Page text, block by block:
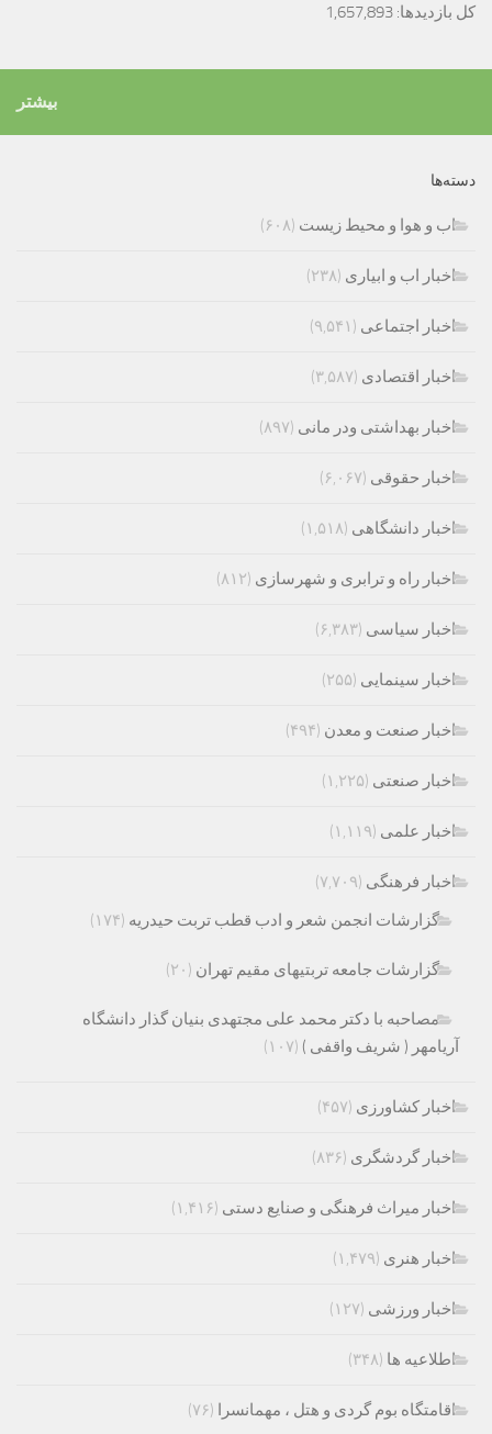
کل بازدیدها: 1,657,893
بیشتر
دسته‌ها
اب و هوا و محیط زیست (۶۰۸)
اخبار اب و ابیاری (۲۳۸)
اخبار اجتماعی (۹,۵۴۱)
اخبار اقتصادی (۳,۵۸۷)
اخبار بهداشتی ودر مانی (۸۹۷)
اخبار حقوقی (۶,۰۶۷)
اخبار دانشگاهی (۱,۵۱۸)
اخبار راه و ترابری و شهرسازی (۸۱۲)
اخبار سیاسی (۶,۳۸۳)
اخبار سینمایی (۲۵۵)
اخبار صنعت و معدن (۴۹۴)
اخبار صنعتی (۱,۲۲۵)
اخبار علمی (۱,۱۱۹)
اخبار فرهنگی (۷,۷۰۹)
گزارشات انجمن شعر و ادب قطب تربت حیدریه (۱۷۴)
گزارشات جامعه تربتیهای مقیم تهران (۲۰)
مصاحبه با دکتر محمد علی مجتهدی بنیان گذار دانشگاه
آریامهر ( شریف واقفی ) (۱۰۷)
اخبار کشاورزی (۴۵۷)
اخبار گردشگری (۸۳۶)
اخبار میراث فرهنگی و صنایع دستی (۱,۴۱۶)
اخبار هنری (۱,۴۷۹)
اخبار ورزشی (۱۲۷)
اطلاعیه ها (۳۴۸)
اقامتگاه بوم گردی و هتل ، مهمانسرا (۷۶)